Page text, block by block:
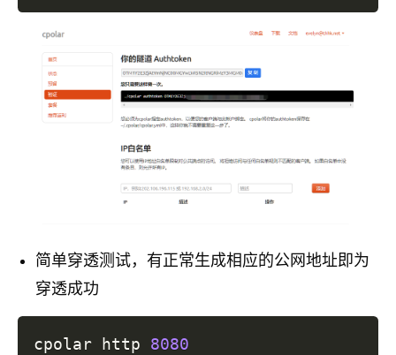
简单穿透测试，有正常生成相应的公网地址即为
穿透成功
cpolar http 8080